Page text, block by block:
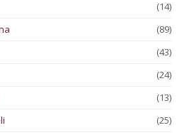
(14)
(89)
(43)
(24)
(13)
(25)